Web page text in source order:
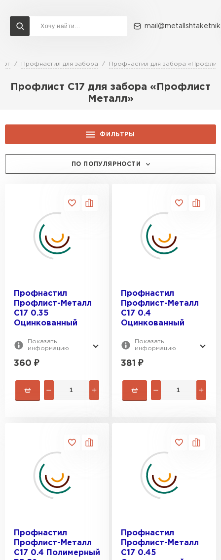
Профнастил для забора Профнастил для забора
Профлист С17 для забора «Профлист
Металл»
ФИЛЬТРЫ
RR 29
RR 32
ТОЛЩИНА, ММ:
0.4
0.7
0.8
Цинк
ПО ПОПУЛЯРНОСТИ
Профнастил
Профлист-Металл
C17 0.35
Оцинкованный
Показать
информацию
360 ₽
Профнастил
Профлист-Металл
C17 0.4
Оцинкованный
Показать
информацию
381 ₽
Профнастил
Профлист-Металл
C17 0.4 Полимерный
Профнастил
Профлист-Металл
C17 0.45
Доставка и оплата Акции О компании Контакты